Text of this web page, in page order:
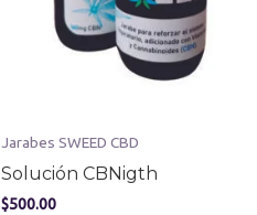
Jarabes SWEED CBD
Solución CBNigth
$500.00